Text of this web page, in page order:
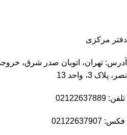
دفتر مرکزی
آدرس: تهران، اتوبان صدر شرق،
نصر، پلاک 3، واحد 13
تلفن: 02122637889
فکس: 02122637907